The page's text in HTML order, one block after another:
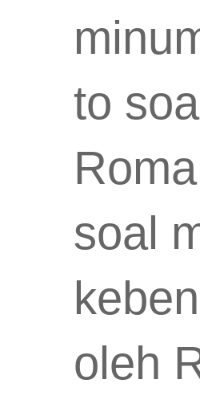
to
soal
oleh